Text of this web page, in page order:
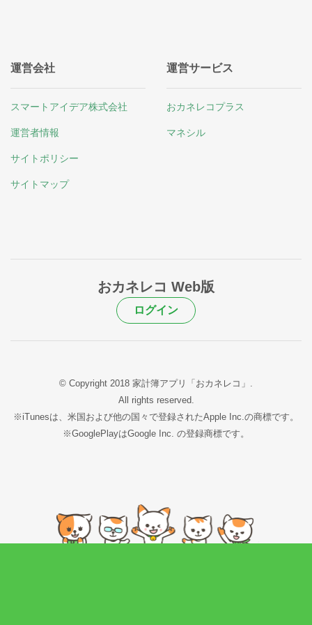
運営会社
スマートアイデア株式会社
運営者情報
サイトポリシー
サイトマップ
運営サービス
おカネレコプラス
マネシル
おカネレコ Web版
ログイン
© Copyright 2018 家計簿アプリ「おカネレコ」.
All rights reserved.
※iTunesは、米国および他の国々で登録されたApple Inc.の商標です。
※GooglePlayはGoogle Inc. の登録商標です。